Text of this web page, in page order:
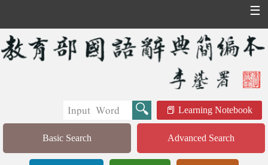
☰
Learning Notebook
Basic Search Advanced Search